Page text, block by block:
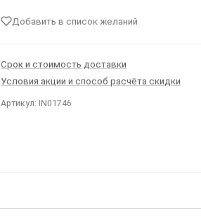
Добавить в список желаний
Срок и стоимость доставки
Условия акции и способ расчёта скидки
Артикул: IN01746